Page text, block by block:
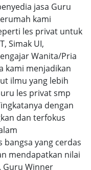
jasa Guru
kami
les privat untuk
Simak UI,
Wanita/Pria
kami menjadikan
ilmu yang lebih
les privat smp
dengan
dan terfokus
yang cerdas
mendapatkan nilai
Guru Winner